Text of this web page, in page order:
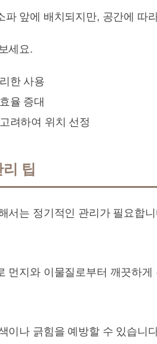
파 앞에 배치되지만, 공간에 따
세요.
한 사용
율 증대
려하여 위치 선정
팁
서는 정기적인 관리가 필요합니
먼지와 이물질로부터 깨끗하게
이나 긁힘을 예방할 수 있습니